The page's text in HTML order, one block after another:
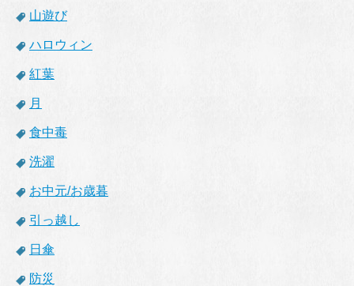
山遊び
ハロウィン
紅葉
月
食中毒
洗濯
お中元/お歳暮
引っ越し
日傘
防災